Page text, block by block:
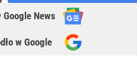
Google News
w Google